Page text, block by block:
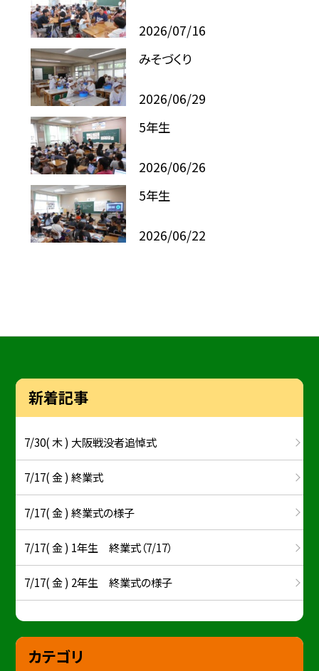
2026/07/16
みそづくり
2026/06/29
5年生
2026/06/26
5年生
2026/06/22
新着記事
7/30( 木 ) 大阪戦没者追悼式
7/17( 金 ) 終業式
7/17( 金 ) 終業式の様子
7/17( 金 ) 1年生 終業式（7/17）
7/17( 金 ) 2年生 終業式の様子
カテゴリ